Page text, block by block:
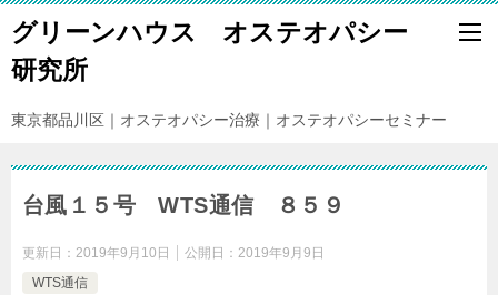
グリーンハウス オステオパシー
研究所
東京都品川区｜オステオパシー治療｜オステオパシーセミナー
台風１５号 WTS通信 ８５９
更新日： 2019年9月10日 公開日： 2019年9月9日
WTS通信